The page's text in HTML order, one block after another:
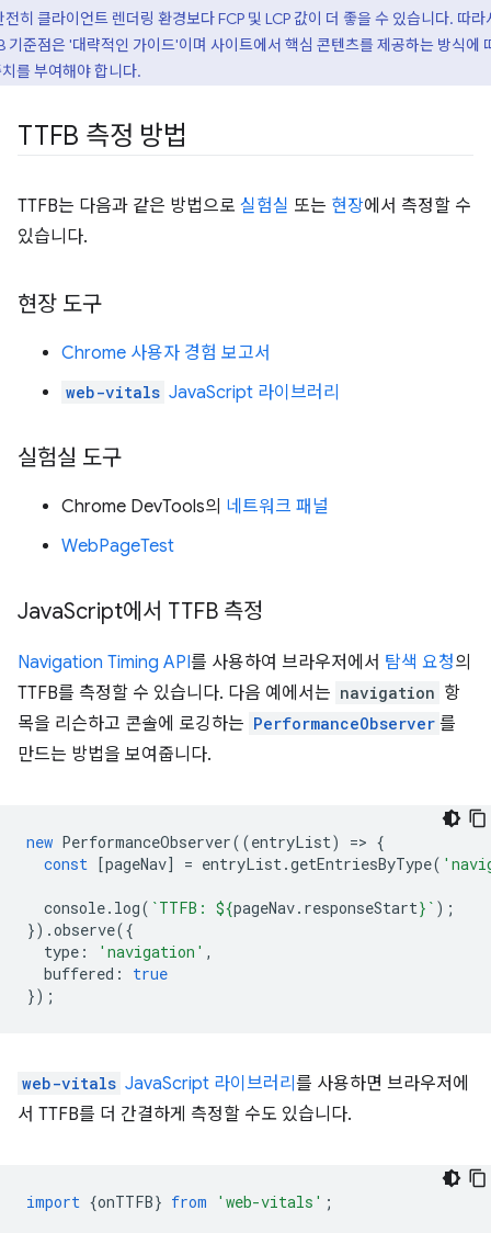
전히 클라이언트 렌더링 환경보다 FCP 및 LCP 값이 더 좋을 수 있습니다. 따라
기준점은 '대략적인 가이드'이며 사이트에서 핵심 콘텐츠를 제공하는 방식에
를 부여해야 합니다.
TTFB 측정 방법
TTFB는 다음과 같은 방법으로 실험실 또는 현장에서 측정할 수
있습니다.
현장 도구
Chrome 사용자 경험 보고서
web-vitals JavaScript 라이브러리
실험실 도구
Chrome DevTools의 네트워크 패널
WebPageTest
JavaScript에서 TTFB 측정
Navigation Timing API를 사용하여 브라우저에서 탐색 요청의
TTFB를 측정할 수 있습니다. 다음 예에서는 navigation 항
목을 리슨하고 콘솔에 로깅하는 PerformanceObserver 를
만드는 방법을 보여줍니다.
new PerformanceObserver((entryList) => {
const [pageNav] = entryList.getEntriesByType(
console. log( `TTFB: ${pageNav. responseStart} ` );
}).observe({
type : 'navigation' ,
buffered :
true
});
web-vitals JavaScript 라이브러리 를 사용하면 브라우저에
서 TTFB를 더 간결하게 측정할 수도 있습니다.
import {onTTFB} from 'web-vitals' ;